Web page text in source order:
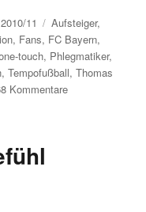
11 Schlagwörter
Aufsteiger,
, Fans, FC Bayern,
touch, Phlegmatiker,
,Tempofußball,Thomas
Kommentarezu